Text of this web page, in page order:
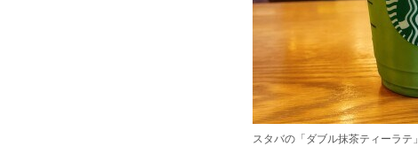
スタバの「ダブル抹茶ティーラ